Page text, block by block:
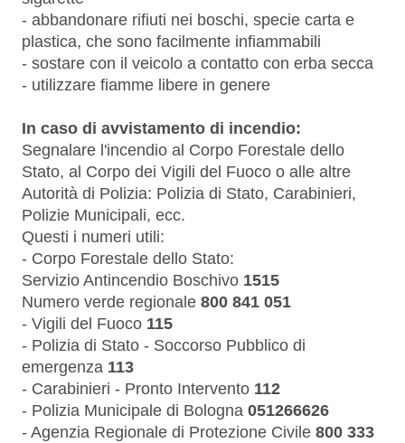
- abbandonare rifiuti nei boschi, specie carta e
plastica, che sono facilmente infiammabili
- sostare con il veicolo a contatto con erba secca
- utilizzare fiamme libere in genere
In caso di avvistamento di incendio:
Segnalare l'incendio al Corpo Forestale dello
Stato, al Corpo dei Vigili del Fuoco o alle altre
Autorità di Polizia: Polizia di Stato, Carabinieri,
Polizie Municipali, ecc.
Questi i numeri utili:
- Corpo Forestale dello Stato:
Servizio Antincendio Boschivo 1515
Numero verde regionale 800 841 051
- Vigili del Fuoco 115
- Polizia di Stato - Soccorso Pubblico di
emergenza 113
- Carabinieri - Pronto Intervento 112
- Polizia Municipale di Bologna 051266626
- Agenzia Regionale di Protezione Civile 800 333